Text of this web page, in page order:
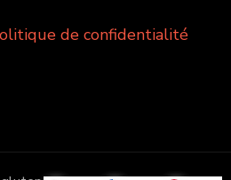
de confidentialité